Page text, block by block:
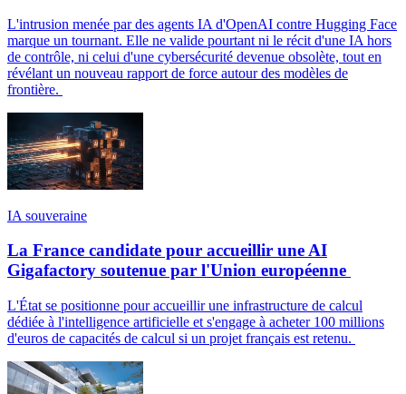
L'intrusion menée par des agents IA d'OpenAI contre Hugging Face
marque un tournant. Elle ne valide pourtant ni le récit d'une IA hors
de contrôle, ni celui d'une cybersécurité devenue obsolète, tout en
révélant un nouveau rapport de force autour des modèles de
frontière.
IA souveraine
La France candidate pour accueillir une AI
Gigafactory soutenue par l'Union européenne
L'État se positionne pour accueillir une infrastructure de calcul
dédiée à l'intelligence artificielle et s'engage à acheter 100 millions
d'euros de capacités de calcul si un projet français est retenu.